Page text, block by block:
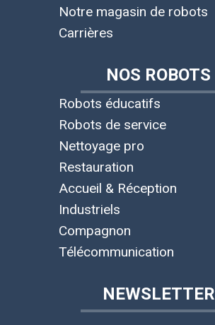
Notre magasin de robots
Carrières
NOS ROBOTS
Robots éducatifs
Robots de service
Nettoyage pro
Restauration
Accueil & Réception
Industriels
Compagnon
Télécommunication
NEWSLETTER